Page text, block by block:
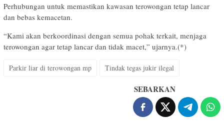
Perhubungan untuk memastikan kawasan terowongan tetap lancar
dan bebas kemacetan.
“Kami akan berkoordinasi dengan semua pohak terkait, menjaga
terowongan agar tetap lancar dan tidak macet,” ujarnya.(*)
Parkir liar di terowongan mp Tindak tegas jukir ilegal
SEBARKAN